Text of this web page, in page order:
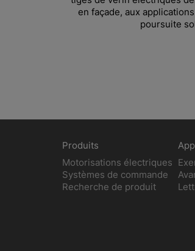
en façade, aux
poursuite
Produits
Motorisations électriques
Systèmes de commande
Recherche de produit